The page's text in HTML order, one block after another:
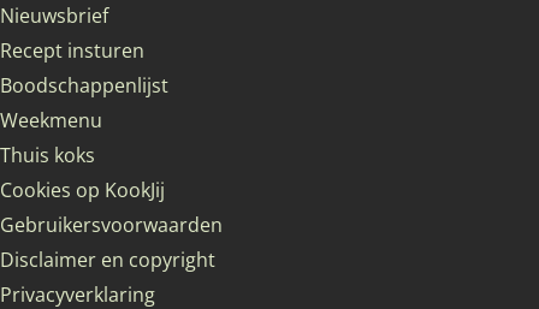
Nieuwsbrief
Recept insturen
Boodschappenlijst
Weekmenu
Thuis koks
Cookies op KookJij
Gebruikersvoorwaarden
Disclaimer en copyright
Privacyverklaring